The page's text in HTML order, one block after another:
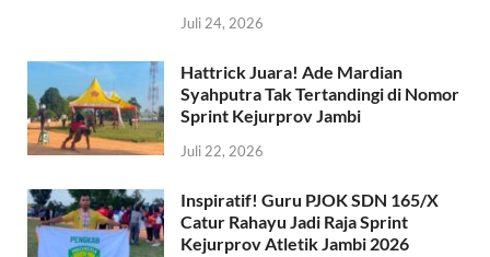
Juli 24, 2026
Hattrick Juara! Ade Mardian
Syahputra Tak Tertandingi di Nomor
Sprint Kejurprov Jambi
Juli 22, 2026
Inspiratif! Guru PJOK SDN 165/X
Catur Rahayu Jadi Raja Sprint
Kejurprov Atletik Jambi 2026